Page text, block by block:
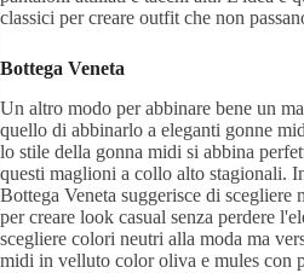
classici per creare outfit che non
Bottega Veneta
Un altro modo per abbinare bene un
quello di abbinarlo a eleganti gonne
lo stile della gonna midi si abbina
questi maglioni a collo alto stagionali.
Bottega Veneta suggerisce di scegliere
per creare look casual senza perdere
scegliere colori neutri alla moda ma
midi in velluto color oliva e mules con